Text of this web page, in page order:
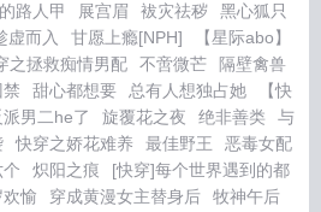
路人甲 展宫眉 袚灾祛秽
黑心狐只
虚而入 甘愿上瘾[NPH]
【星际abo】
之拯救痴情男配 不啻微芒
隔壁禽兽
甜心都想要 总有人想独占她
【快
男二he了 旋覆花之夜 绝非善类
与
快穿之娇花难养 最佳野王
恶毒女配
炽阳之痕
[快穿]每个世界遇到的都
欢愉 穿成黄漫女主替身后
牧神午后